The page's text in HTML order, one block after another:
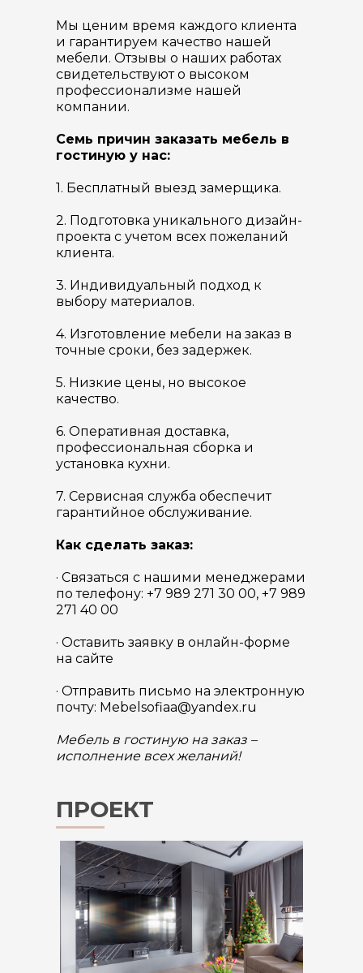
Мы ценим время каждого клиента
и гарантируем качество нашей
мебели. Отзывы о наших работах
свидетельствуют о высоком
профессионализме нашей
компании.
Семь причин заказать мебель в
гостиную у нас:
1. Бесплатный выезд замерщика.
2. Подготовка уникального дизайн-
проекта с учетом всех пожеланий
клиента.
3. Индивидуальный подход к
выбору материалов.
4. Изготовление мебели на заказ в
точные сроки, без задержек.
5. Низкие цены, но высокое
качество.
6. Оперативная доставка,
профессиональная сборка и
установка кухни.
7. Сервисная служба обеспечит
гарантийное обслуживание.
Как сделать заказ:
· Связаться с нашими менеджерами
по телефону: +7 989 271 30 00, +7 989
271 40 00
· Оставить заявку в онлайн-форме
на сайте
· Отправить письмо на электронную
почту: Mebelsofiaa@yandex.ru
Мебель в гостиную на заказ –
исполнение всех желаний!
ПРОЕКТ